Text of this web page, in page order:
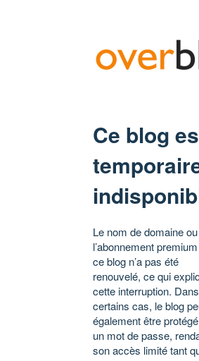
Ce blog
Le nom de domaine ou
l’abonnement
ce blog n’a pas été
renouvelé, ce qui
cette interruption. Dans
certains cas, le blog
également être
un mot de passe,
son accès limité tant